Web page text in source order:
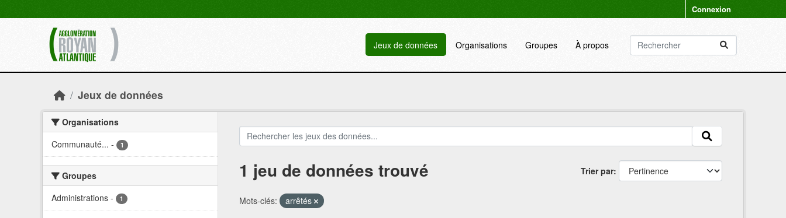
Connexion
Jeux de données Organisations Groupes À propos
Jeux de données
Organisations
Communauté... - 1
Groupes
Administrations - 1
Trier par
1 jeu de données trouvé
Mots-clés: arrêtés